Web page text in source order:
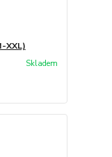
XXL)
Skladem